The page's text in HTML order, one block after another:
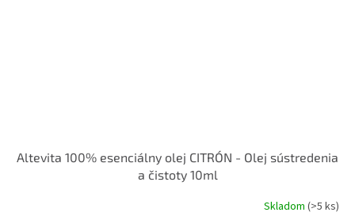
Altevita 100% esenciálny olej CITRÓN - Olej sústredenia
a čistoty 10ml
Skladom(>5 ks)